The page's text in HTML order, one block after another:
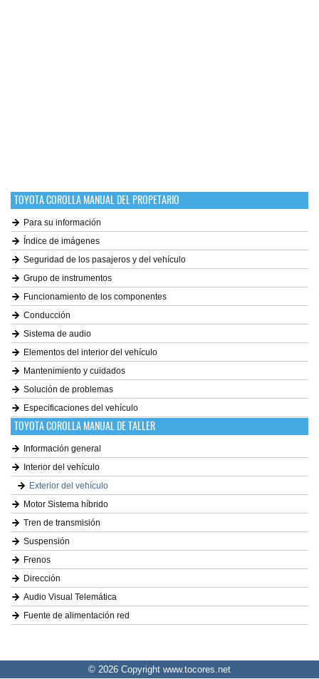
TOYOTA COROLLA MANUAL DEL PROPETARIO
Para su información
Índice de imágenes
Seguridad de los pasajeros y del vehículo
Grupo de instrumentos
Funcionamiento de los componentes
Conducción
Sistema de audio
Elementos del interior del vehículo
Mantenimiento y cuidados
Solución de problemas
Especificaciones del vehículo
TOYOTA COROLLA MANUAL DE TALLER
Información general
Interior del vehículo
Exterior del vehículo
Motor Sistema híbrido
Tren de transmisión
Suspensión
Frenos
Dirección
Audio Visual Telemática
Fuente de alimentación red
© 2026 Copyright www.tocores.net